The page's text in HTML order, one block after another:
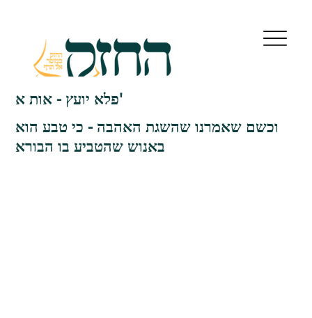
פלא יועץ - אות א'
וכשם שאמרנו שהשגת האהבה - כי טבע הוא
באנוש שהטביע בו הבורא